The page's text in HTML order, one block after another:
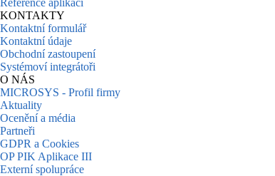
Reference aplikací
KONTAKTY
Kontaktní formulář
Kontaktní údaje
Obchodní zastoupení
Systémoví integrátoři
O NÁS
MICROSYS - Profil firmy
Aktuality
Ocenění a média
Partneři
GDPR a Cookies
OP PIK Aplikace III
Externí spolupráce